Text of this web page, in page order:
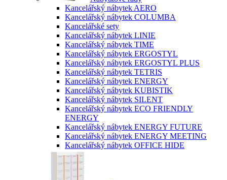
Kancelářský nábytek AERO
Kancelářský nábytek COLUMBA
Kancelářské sety
Kancelářský nábytek LINIE
Kancelářský nábytek TIME
Kancelářský nábytek ERGOSTYL
Kancelářský nábytek ERGOSTYL PLUS
Kancelářský nábytek TETRIS
Kancelářský nábytek ENERGY
Kancelářský nábytek KUBISTIK
Kancelářský nábytek SILENT
Kancelářský nábytek ECO FRIENDLY
ENERGY
Kancelářský nábytek ENERGY FUTURE
Kancelářský nábytek ENERGY MEETING
Kancelářský nábytek OFFICE HIDE